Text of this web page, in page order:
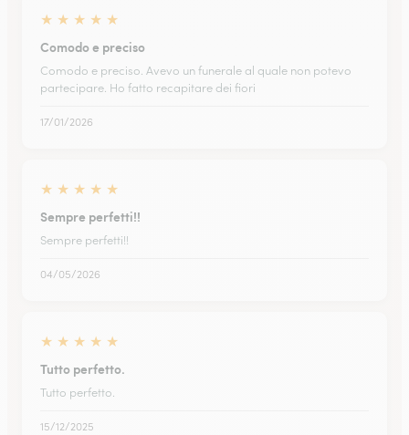
★ ★ ★ ★ ★
Comodo e preciso
Comodo e preciso. Avevo un funerale al quale non potevo
partecipare. Ho fatto recapitare dei fiori
17/01/2026
★ ★ ★ ★ ★
Sempre perfetti!!
Sempre perfetti!!
04/05/2026
★ ★ ★ ★ ★
Tutto perfetto.
Tutto perfetto.
15/12/2025